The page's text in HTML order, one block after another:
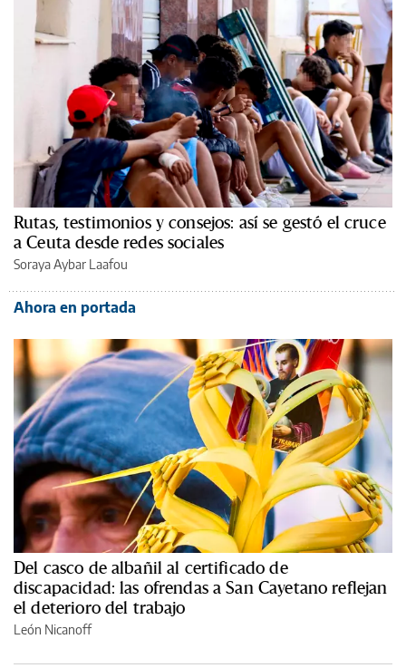
Rutas, testimonios y consejos: así se gestó el cruce
a Ceuta desde redes sociales
Soraya Aybar Laafou
Ahora en portada
Del casco de albañil al certificado de
discapacidad: las ofrendas a San Cayetano reflejan
el deterioro del trabajo
León Nicanoff